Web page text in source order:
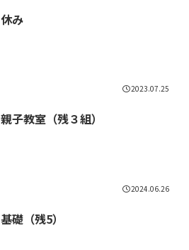
休み
2023.07.25
親子教室（残３組）
2024.06.26
基礎（残5）